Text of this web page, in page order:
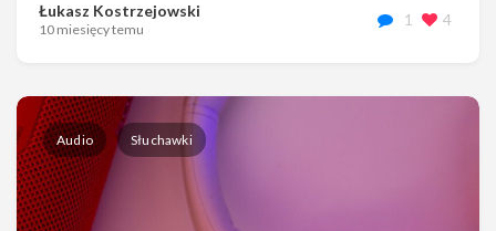
Łukasz Kostrzejowski
10 miesięcy temu
1 4
Audio Słuchawki